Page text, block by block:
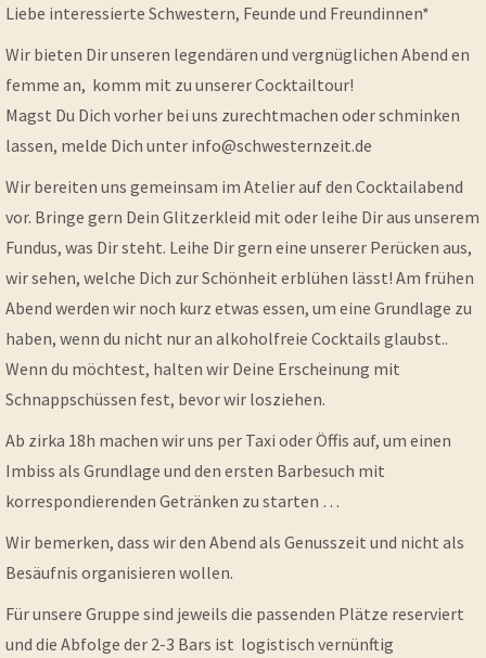
Liebe interessierte Schwestern, Feunde und Freundinnen*
Wir bieten Dir unseren legendären und vergnüglichen Abend en
femme an, komm mit zu unserer Cocktailtour!
Magst Du Dich vorher bei uns zurechtmachen oder schminken
lassen, melde Dich unter info@schwesternzeit.de
Wir bereiten uns gemeinsam im Atelier auf den Cocktailabend
vor. Bringe gern Dein Glitzerkleid mit oder leihe Dir aus unserem
Fundus, was Dir steht. Leihe Dir gern eine unserer Perücken aus,
wir sehen, welche Dich zur Schönheit erblühen lässt! Am frühen
Abend werden wir noch kurz etwas essen, um eine Grundlage zu
haben, wenn du nicht nur an alkoholfreie Cocktails glaubst..
Wenn du möchtest, halten wir Deine Erscheinung mit
Schnappschüssen fest, bevor wir losziehen.
Ab zirka 18h machen wir uns per Taxi oder Öffis auf, um einen
Imbiss als Grundlage und den ersten Barbesuch mit
korrespondierenden Getränken zu starten …
Wir bemerken, dass wir den Abend als Genusszeit und nicht als
Besäufnis organisieren wollen.
Für unsere Gruppe sind jeweils die passenden Plätze reserviert
und die Abfolge der 2-3 Bars ist logistisch vernünftig